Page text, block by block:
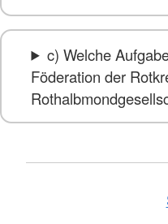
c) Welche
Föderation der